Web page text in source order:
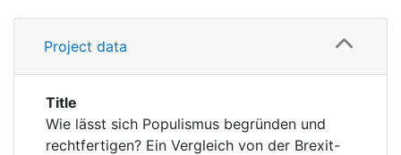
Details
Project data
Title
Wie lässt sich Populismus begründen und
rechtfertigen? Ein Vergleich von der Brexit-